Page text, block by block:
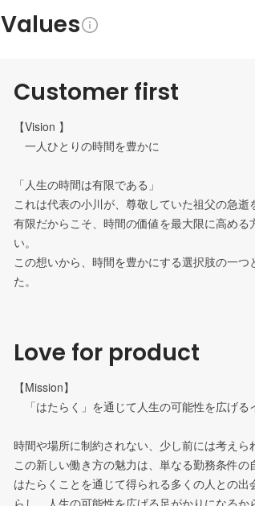
Values
Customer first
【Vision 】
一人ひとりの時間を豊かに
「人生の時間は有限である」
これは代表の小川が、尊敬していた祖父の急逝
有限だからこそ、時間の価値を最大限に高め
い。
この想いから、時間を豊かにする選択肢の一
た。
Love for product
【Mission】
「はたらく」を通じて人生の可能性を広げる
時間や場所に制約されない、少し前には考えら
この新しい働き方の魅力は、単なる勤務条件の
はたらくことを通じて得られる多くの人との
らし、人生の可能性を広げる足がかりになる